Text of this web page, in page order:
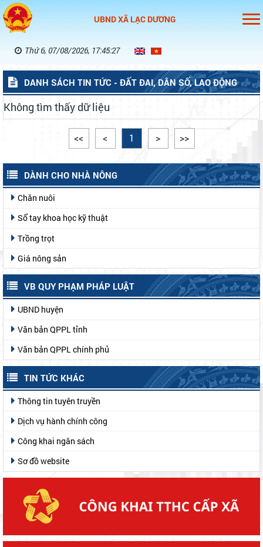
UBND XÃ LẠC DƯƠNG
Thứ 6, 07/08/2026, 17:45:27
DANH SÁCH TIN TỨC - ĐẤT ĐAI, DÂN SỐ, LAO ĐỘNG
Không tìm thấy dữ liệu
<< < 1 > >>
DÀNH CHO NHÀ NÔNG
Chăn nuôi
Sổ tay khoa học kỹ thuật
Trồng trọt
Giá nông sản
VB QUY PHẠM PHÁP LUẬT
UBND huyện
Văn bản QPPL tỉnh
Văn bản QPPL chính phủ
TIN TỨC KHÁC
Thông tin tuyên truyền
Dịch vụ hành chính công
Công khai ngân sách
Sơ đồ website